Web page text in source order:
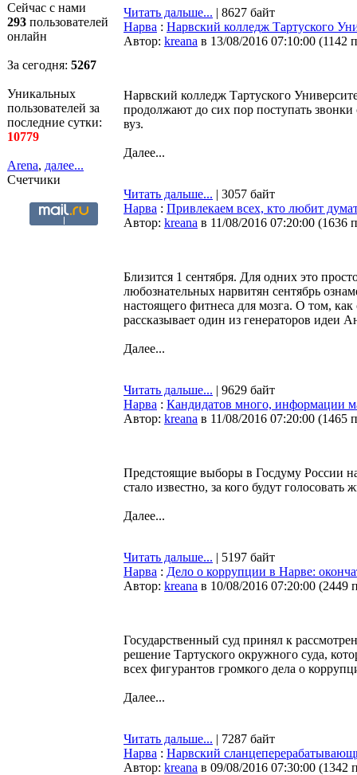
Сейчас с нами
293 пользователей
онлайн
За сегодня: 5267
Уникальных
пользователей за
последние сутки:
10779
Arena, далее...
Счетчики
Читать дальше... | 8627 байт
Нарва : Нарвский колледж Тартуского
Автор: kreana в 13/08/2016 07:10:00 (1142
Нарвский колледж Тартуского
продолжают до сих пор поступать
вуз.
Далее...
Читать дальше... | 3057 байт
Нарва : Привлекаем всех, кто любит
Автор: kreana в 11/08/2016 07:20:00 (1636
Близится 1 сентября. Для одних это
любознательных нарвитян сентябрь
настоящего фитнеса для мозга. О том,
рассказывает один из генераторов идеи
Далее...
Читать дальше... | 9629 байт
Нарва : Кандидатов много, информации
Автор: kreana в 11/08/2016 07:20:00 (1465
Предстоящие выборы в Госдуму России
стало известно, за кого будут голосовать
Далее...
Читать дальше... | 5197 байт
Нарва : Дело о коррупции в Нарве:
Автор: kreana в 10/08/2016 07:20:00 (2449
Государственный суд принял к
решение Тартуского окружного суда,
всех фигурантов громкого дела о
Далее...
Читать дальше... | 7287 байт
Нарва : Нарвский
Автор: kreana в 09/08/2016 07:30:00 (1342